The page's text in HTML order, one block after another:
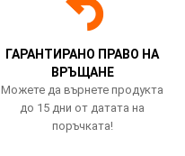
ГАРАНТИРАНО ПРАВО НА
ВРЪЩАНЕ
Можете да върнете продукта
до 15 дни от датата на
поръчката!